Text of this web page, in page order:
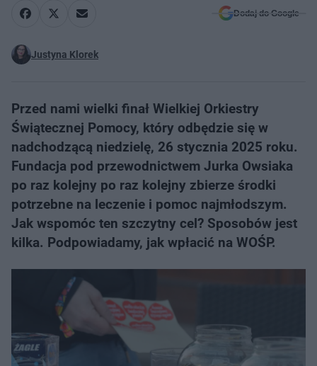
Dodaj do Google
Justyna Klorek
Przed nami wielki finał Wielkiej Orkiestry
Świątecznej Pomocy, który odbędzie się w
nadchodzącą niedzielę, 26 stycznia 2025 roku.
Fundacja pod przewodnictwem Jurka Owsiaka
po raz kolejny po raz kolejny zbierze środki
potrzebne na leczenie i pomoc najmłodszym.
Jak wspomóc ten szczytny cel? Sposobów jest
kilka. Podpowiadamy, jak wpłacić na WOŚP.